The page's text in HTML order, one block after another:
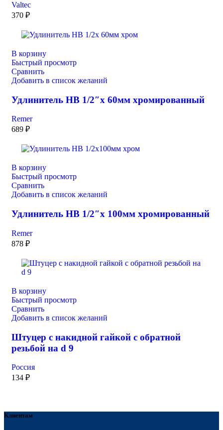
Valtec
370 ₽
В корзину
Быстрый просмотр
Сравнить
Добавить в список желаний
Удлинитель НВ 1/2″x 60мм хромированный
Remer
689 ₽
В корзину
Быстрый просмотр
Сравнить
Добавить в список желаний
Удлинитель НВ 1/2″х 100мм хромированный
Remer
878 ₽
В корзину
Быстрый просмотр
Сравнить
Добавить в список желаний
Штуцер с накидной гайкой с обратной
резьбой на d 9
Россия
134 ₽
Клиентам